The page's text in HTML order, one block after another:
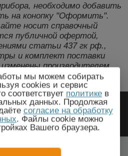
необходимо добавить
на конопку "Оформить".
носит справочный
публичной офертой,
статьи 437 гк рф.,
и комплект поставки
производителем
уведомления!
-
оборудование
мы можем собирать
cookies и сервис
соответствует политике в
данных. Продолжая
согласие на обработку
. Файлы cookie можно
Вашего браузера.